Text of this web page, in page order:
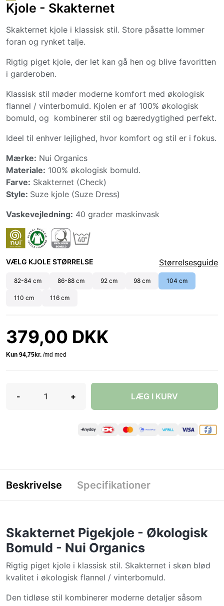
Kjole - Skakternet
Skakternet kjole i klassisk stil. Store påsatte lommer
foran og rynket talje.
Rigtig piget kjole, der let kan gå hen og blive favoritten
i garderoben.
Klassisk stil møder moderne komfort med økologisk
flannel / vinterbomuld. Kjolen er af 100% økologisk
bomuld, og kombinerer stil og bæredygtighed perfekt.
Ideel til enhver lejlighed, hvor komfort og stil er i fokus.
Mærke: Nui Organics
Materiale: 100% økologisk bomuld.
Farve: Skakternet (Check)
Style: Suze kjole (Suze Dress)
Vaskevejledning: 40 grader maskinvask
VÆLG KJOLE STØRRELSE Størrelsesguide
82-84 cm 86-88 cm 92 cm 98 cm 104 cm
110 cm 116 cm
379,00 DKK
- + LÆG I KURV
Beskrivelse Specifikationer
Skakternet Pigekjole - Økologisk
Bomuld - Nui Organics
Rigtig piget kjole i klassisk stil. Skakternet i skøn blød
kvalitet i økologisk flannel / vinterbomuld.
Den tidløse stil kombinerer moderne detaljer såsom